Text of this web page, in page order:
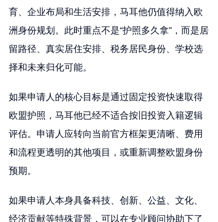
育、企业布局和生活安排，马耳他仍值得纳入欧
洲身份规划。此时重点不是“护照多久拿”，而是居
留路径、真实居住安排、税务居民身份、学校选
择和未来归化可能。
如果申请人的核心目标是通过固定投资快速取得
欧盟护照，马耳他已经不适合按旧投资入籍逻辑
评估。申请人应转向当前官方框架更清晰、费用
和流程更透明的其他项目，或重新调整欧盟身份
预期。
如果申请人本身具备科技、创新、公益、文化、
经济贡献等特殊背景，可以在专业顾问协助下了